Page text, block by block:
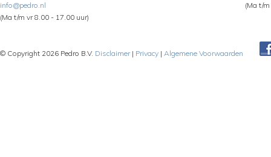
info@pedro.nl
(Ma t/m vr 8.00 - 17.00 uur)
(Ma t/
© Copyright 2026 Pedro B.V. Disclaimer| Privacy | Algemene Voorwaarden